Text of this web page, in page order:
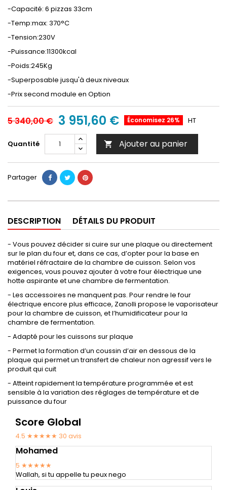
-Capacité: 6 pizzas 33cm
-Temp:max: 370°C
-Tension:230V
-Puissance:11300kcal
-Poids:245Kg
-Superposable jusqu'à deux niveaux
-Prix second module en Option
5 340,00 € 3 951,60 € Économisez 26% HT
Quantité  Ajouter au panier
Partager
DESCRIPTION DÉTAILS DU PRODUIT
- Vous pouvez décider si cuire sur une plaque ou directement
sur le plan du four et, dans ce cas, d’opter pour la base en
matériel réfractaire de la chambre de cuisson. Selon vos
exigences, vous pouvez ajouter à votre four électrique une
hotte aspirante et une chambre de fermentation.
- Les accessoires ne manquent pas. Pour rendre le four
électrique encore plus efficace, Zanolli propose le vaporisateur
pour la chambre de cuisson, et l’humidificateur pour la
chambre de fermentation.
- Adapté pour les cuissons sur plaque
- Permet la formation d’un coussin d’air en dessous de la
plaque qui permet un transfert de chaleur non agressif vers le
produit qui cuit
- Atteint rapidement la température programmée et est
sensible à la variation des réglages de température et de
puissance du four
Score Global
4.5 ★★★★★ 30 avis
Mohamed
5 ★★★★★
Wallah, si tu appelle tu peux nego